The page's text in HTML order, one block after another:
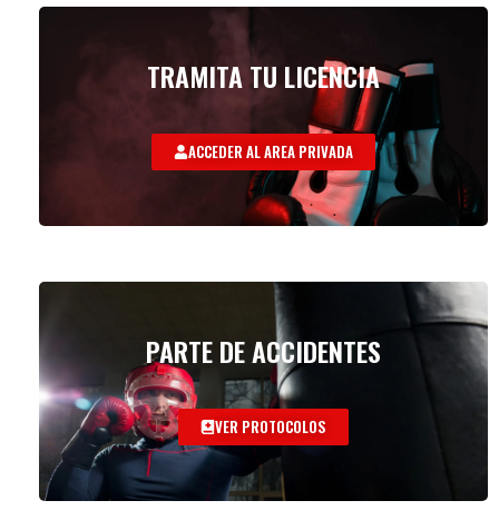
TRAMITA TU LICENCIA
ACCEDER AL AREA PRIVADA
PARTE DE ACCIDENTES
VER PROTOCOLOS